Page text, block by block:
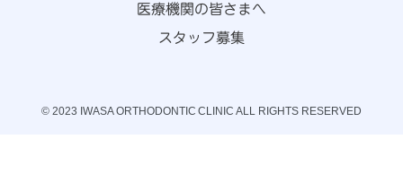
医療機関の皆さまへ
スタッフ募集
© 2023 IWASA ORTHODONTIC CLINIC ALL RIGHTS RESERVED